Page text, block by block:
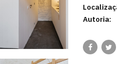
Autoria: